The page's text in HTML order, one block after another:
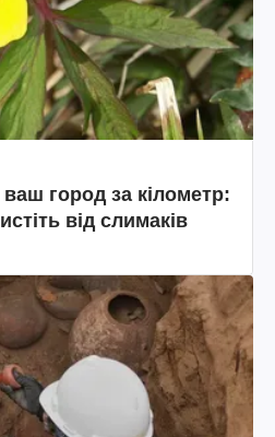
город за кілометр:
від слимаків